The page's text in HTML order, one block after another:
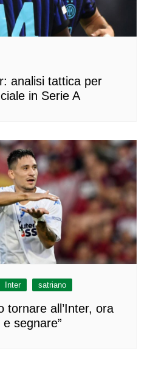
analisi tattica per
in Serie A
Inter satriano
tornare all’Inter, ora
segnare”